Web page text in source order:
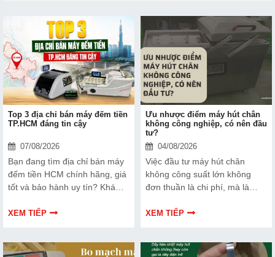
Top 3 địa chỉ bán máy đếm tiền
TP.HCM đáng tin cậy
07/08/2026
Bạn đang tìm địa chỉ bán máy
đếm tiền HCM chính hãng, giá
tốt và bảo hành uy tín? Khám
nhiều doanh nghiệp, cửa hàng
XEM TIẾP
Ưu nhược điểm máy hút chân
không công nghiệp, có nên đầu
tư?
04/08/2026
Việc đầu tư máy hút chân
không công suất lớn không
đơn thuần là chi phí, mà là
sản phẩm và nâng cao vị thế
điểm của thiết bị này để có
XEM TIẾP